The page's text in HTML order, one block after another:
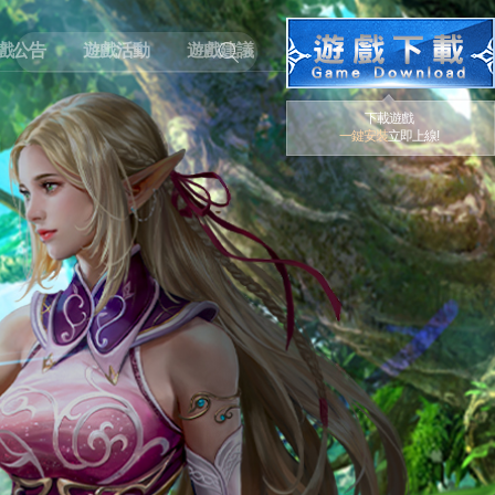
公告 遊戲活動 遊戲建議
下載遊戲
一鍵安裝立即上線!